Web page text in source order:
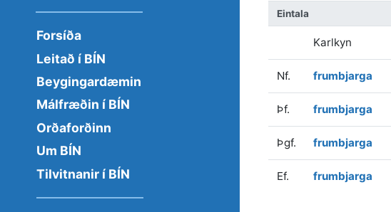
Forsíða
Leitað í BÍN
Beygingardæmin
Málfræðin í BÍN
Orðaforðinn
Um BÍN
Tilvitnanir í BÍN
Eintala
Karlkyn
Nf. frumbjarga
Þf. frumbjarga
Þgf. frumbjarga
Ef. frumbjarga